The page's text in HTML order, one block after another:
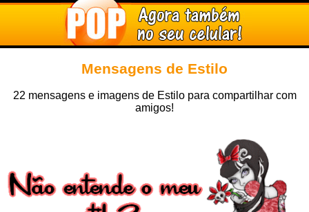
Mensagens de Estilo
22 mensagens e imagens de Estilo para compartilhar com
amigos!